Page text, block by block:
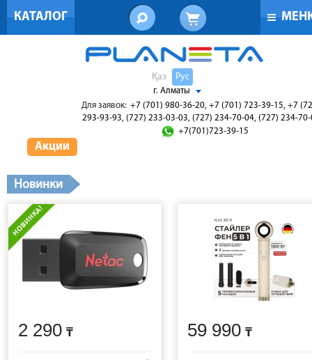
КАТАЛОГ
Қаз Рус
г. Алматы
Для заявок: +7 (701) 980-36-20, +7 (701) 723-39-15, +7
293-93-93, (727) 233-03-03, (727) 234-70-04, (727) 234-
+7(701)723-39-15
Акции
Новинки
2 290 59 990